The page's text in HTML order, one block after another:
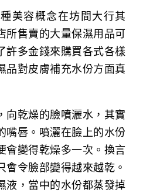
美容概念在坊間大行其
所售賣的大量保濕用品可
許多金錢來購買各式各樣
品對皮膚補充水份方面真
向乾燥的臉噴灑水，其實
嘴唇。噴灑在臉上的水份
會變得乾燥多一次。換言
會令臉部變得越來越乾。
液，當中的水份都蒸發掉